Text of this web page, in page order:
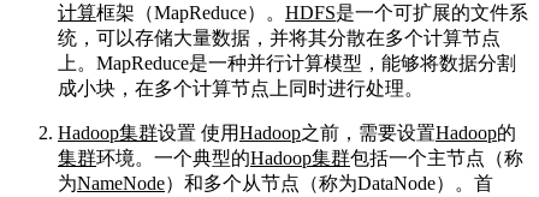
计算框架（MapReduce）。 HDFS是一个可扩展的文件系
统，可以存储大量数据，并将其分散在多个计算节点
上。MapReduce是一种并行计算模型，能够将数据分割
成小块，在多个计算节点上同时进行处理。
Hadoop集群设置 使用Hadoop之前，需要设置Hadoop的
集群环境。一个典型的Hadoop集群包括一个主节点（称
为NameNode）和多个从节点（称为DataNode）。首